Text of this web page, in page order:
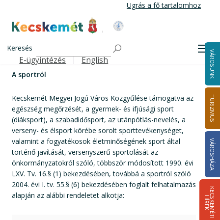
tartalomra
Ugrás a fő tartalomhoz
Kecskemét Város Honlapja
Keresés
Felső navigáció
E-ügyintézés English VÁROSUNK
TURIZMUS
VÁROSHÁZA
K
E
C
S
K
E
M
É
T
I
HÍ
R
E
K
Önkormányzat
Rendeletek egységes szerkezetben
A sportról
A sportról
Kecskemét Megyei Jogú Város Közgyűlése támogatva az
egészség megőrzését, a gyermek- és ifjúsági sport
(diáksport), a szabadidősport, az utánpótlás-nevelés, a
verseny- és élsport körébe sorolt sporttevékenységet,
valamint a fogyatékosok életminőségének sport által
történő javítását, versenyszerű sportolását az
önkormányzatokról szóló, többször módosított 1990. évi
LXV. Tv. 16.§ (1) bekezdésében, továbbá a sportról szóló
2004. évi I. tv. 55.§ (6) bekezdésében foglalt felhatalmazás
alapján az alábbi rendeletet alkotja: